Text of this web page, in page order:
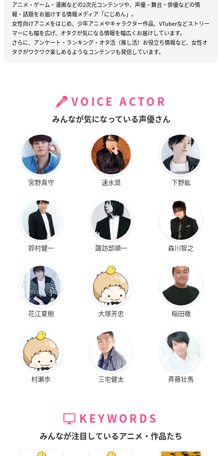
アニメ・ゲーム・漫画などの2次元コンテンツや、声優・舞台・俳優などの情
報・話題をお届けする情報メディア「にじめん」。
女性向けアニメをはじめ、少年アニメやキャラクター作品、VTuberなどストリー
マーにも幅を広げ、オタクが気になる情報を幅広くお届けしています。
さらに、アンケート・ランキング・オタ活（推し活）お役立ち情報など、女性オ
タクがワクワク楽しめるようなコンテンツも発信しています。
VOICE ACTOR
みんなが気になっている声優さん
宮野真守 速水奨 下野紘
鈴村健一 諏訪部順一 森川智之
花江夏樹 大塚芳忠 稲田徹
村瀬歩 三宅健太 斉藤壮馬
KEYWORDS
みんなが注目しているアニメ・作品たち